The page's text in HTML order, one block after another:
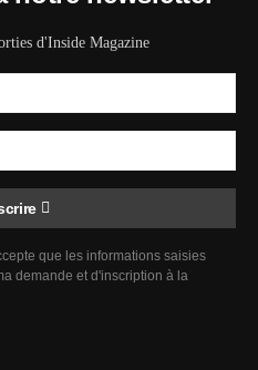
d'Inside Magazine
que les informations saisies
demande et d'inscription à la